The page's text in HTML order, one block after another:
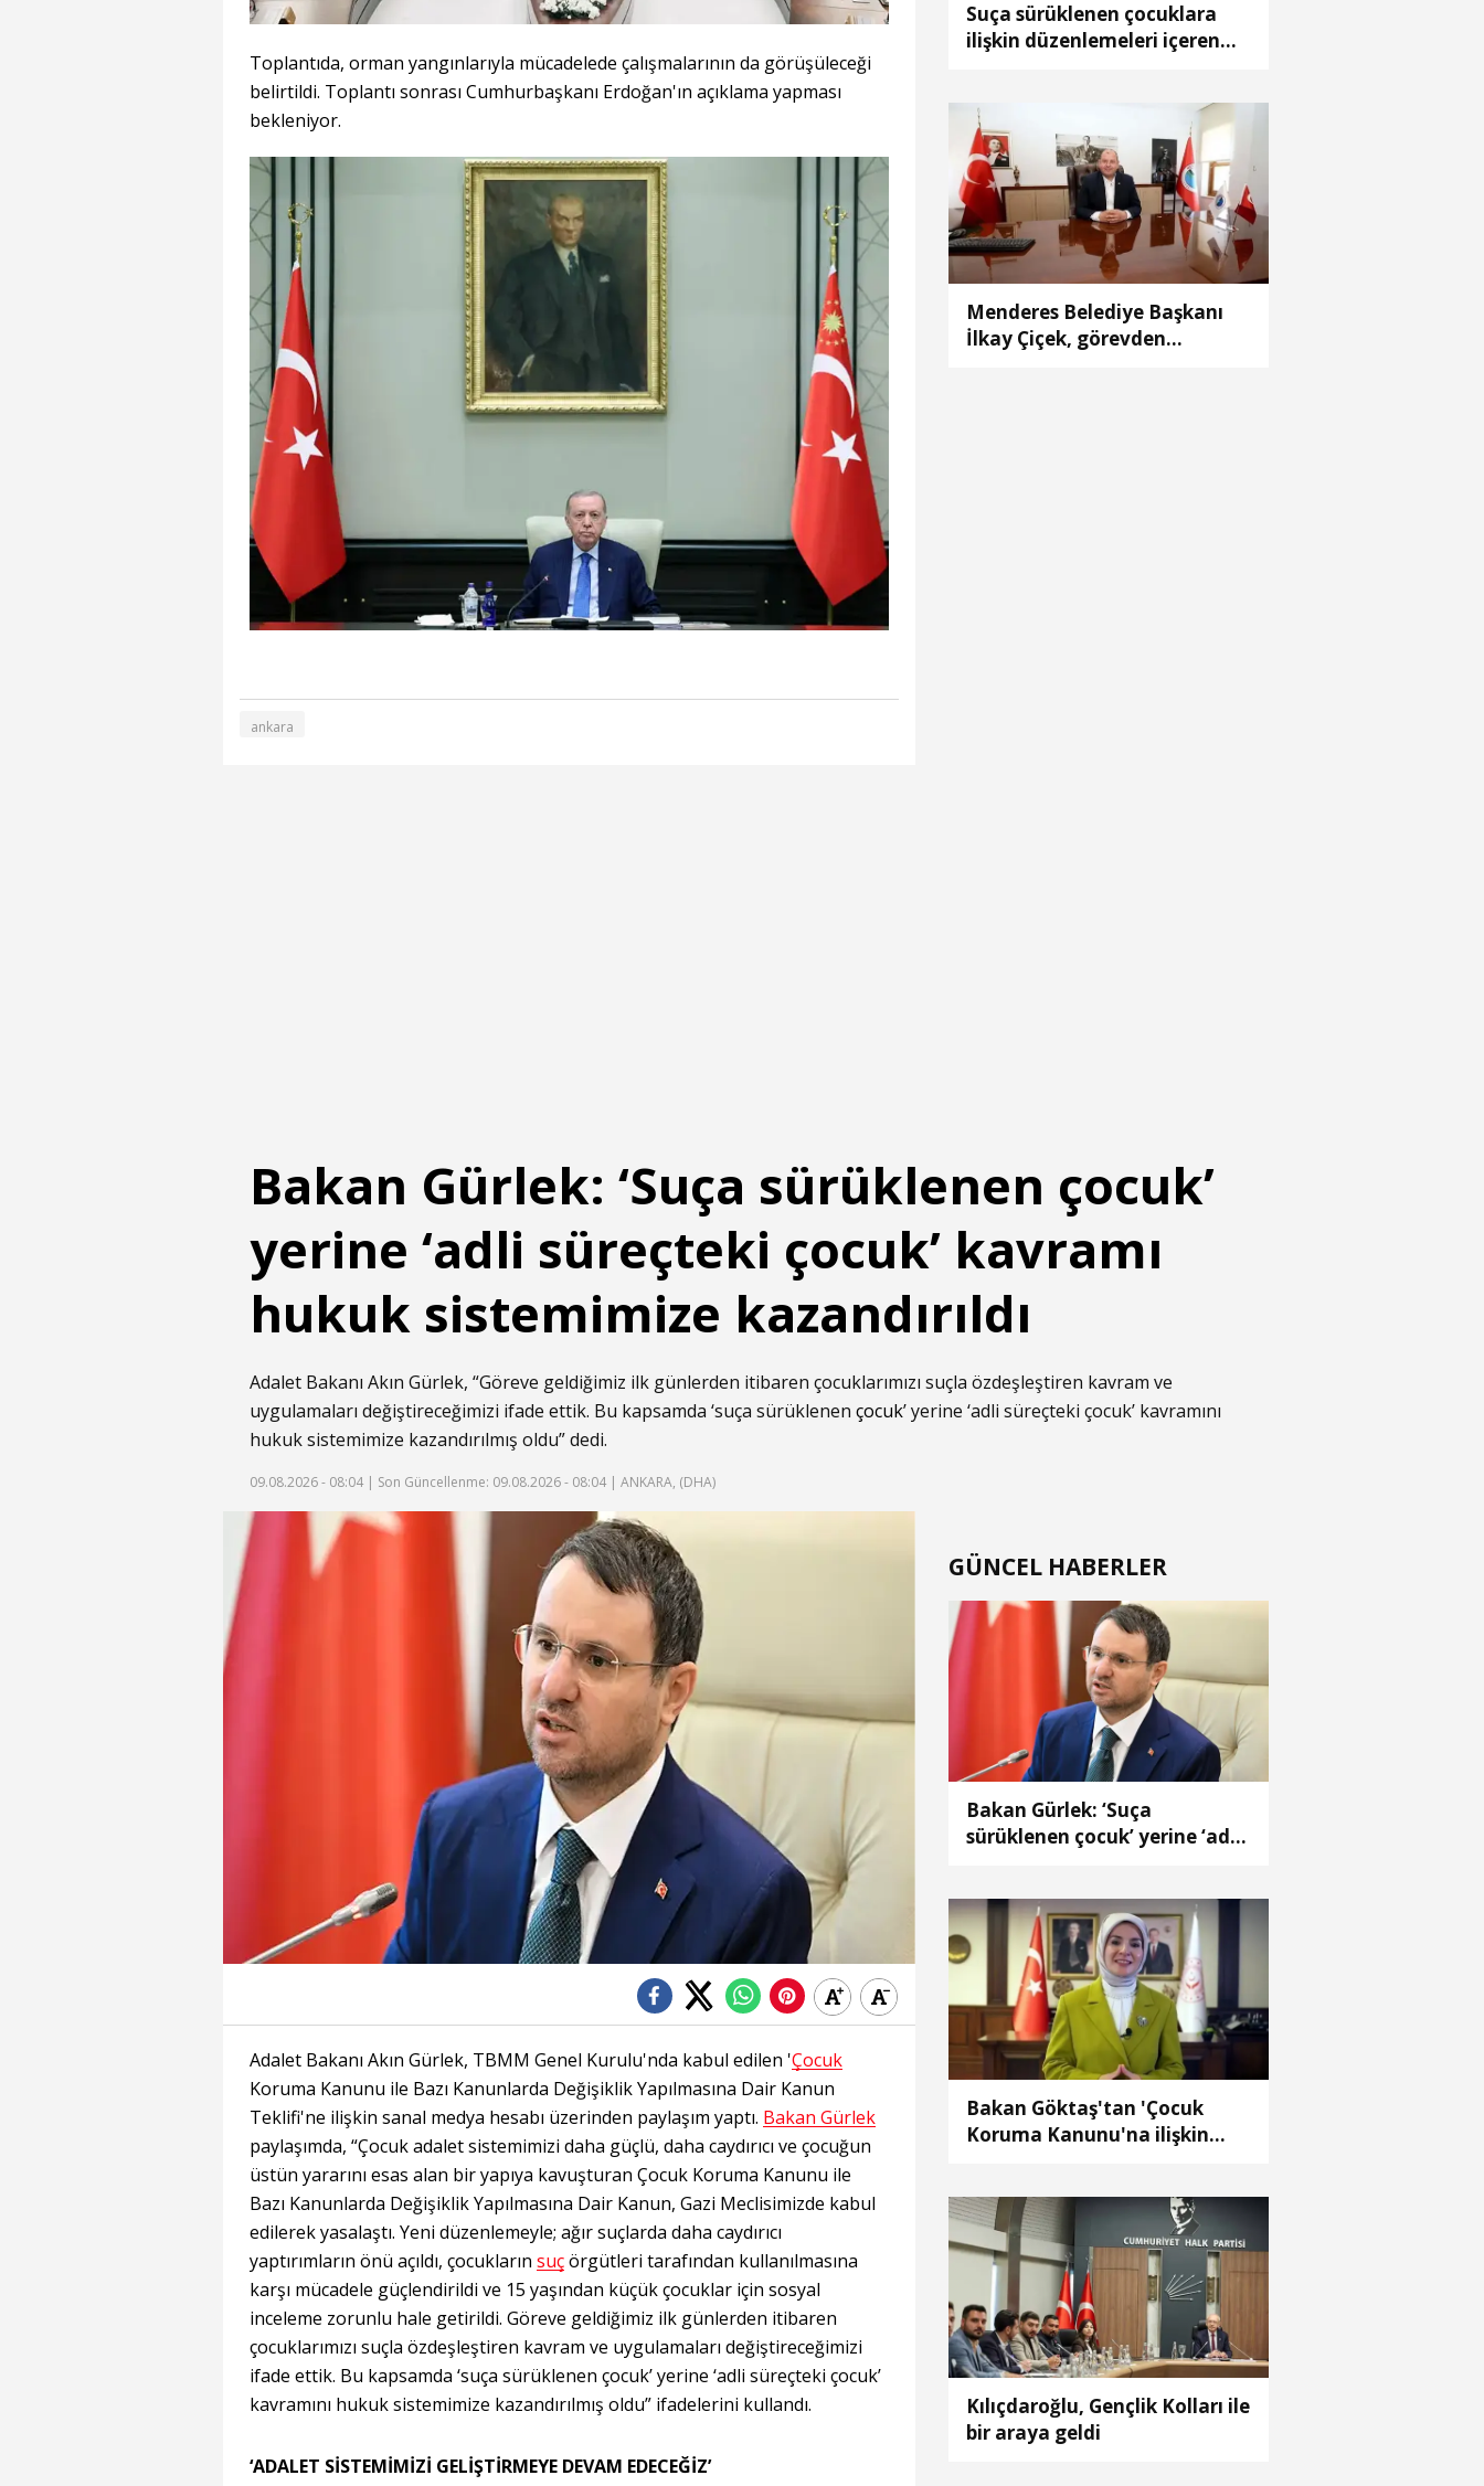
Toplantıda, orman yangınlarıyla mücadelede çalışmalarının da görüşüleceği
belirtildi. Toplantı sonrası Cumhurbaşkanı Erdoğan'ın açıklama yapması
bekleniyor.
ankara
Suça sürüklenen çocuklara
ilişkin düzenlemeleri içeren
Menderes Belediye Başkanı
İlkay Çiçek, görevden
Bakan Gürlek: ‘Suça sürüklenen çocuk’
yerine ‘adli süreçteki çocuk’ kavramı
hukuk sistemimize kazandırıldı
Adalet Bakanı Akın Gürlek, “Göreve geldiğimiz ilk günlerden itibaren çocuklarımızı suçla özdeşleştiren kavram ve
uygulamaları değiştireceğimizi ifade ettik. Bu kapsamda ‘suça sürüklenen çocuk’ yerine ‘adli süreçteki çocuk’ kavramını
hukuk sistemimize kazandırılmış oldu” dedi.
09.08.2026 - 08:04 | Son Güncellenme: 09.08.2026 - 08:04 | ANKARA, (DHA)
Adalet Bakanı Akın Gürlek, TBMM Genel Kurulu'nda kabul edilen 'Çocuk
Koruma Kanunu ile Bazı Kanunlarda Değişiklik Yapılmasına Dair Kanun
Teklifi'ne ilişkin sanal medya hesabı üzerinden paylaşım yaptı. Bakan Gürlek
paylaşımda, “Çocuk adalet sistemimizi daha güçlü, daha caydırıcı ve çocuğun
üstün yararını esas alan bir yapıya kavuşturan Çocuk Koruma Kanunu ile
Bazı Kanunlarda Değişiklik Yapılmasına Dair Kanun, Gazi Meclisimizde kabul
edilerek yasalaştı. Yeni düzenlemeyle; ağır suçlarda daha caydırıcı
yaptırımların önü açıldı, çocukların suçörgütleri tarafından kullanılmasına
karşı mücadele güçlendirildi ve 15 yaşından küçük çocuklar için sosyal
inceleme zorunlu hale getirildi. Göreve geldiğimiz ilk günlerden itibaren
çocuklarımızı suçla özdeşleştiren kavram ve uygulamaları değiştireceğimizi
ifade ettik. Bu kapsamda ‘suça sürüklenen çocuk’ yerine ‘adli süreçteki çocuk’
kavramını hukuk sistemimize kazandırılmış oldu” ifadelerini kullandı.
‘ADALET SİSTEMİMİZİ GELİŞTİRMEYE DEVAM EDECEĞİZ’
GÜNCEL HABERLER
Bakan Gürlek: ‘Suça
sürüklenen çocuk’ yerine ‘adli
kazandırıldı
Bakan Göktaş'tan 'Çocuk
Koruma Kanunu'na ilişkin
Kılıçdaroğlu, Gençlik Kolları ile
bir araya geldi